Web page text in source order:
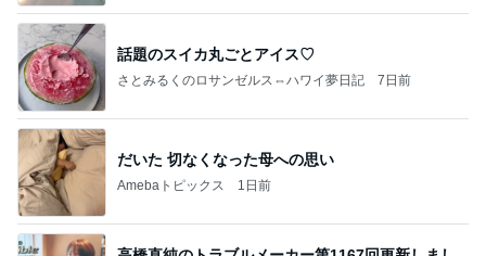
話題のスイカ丸ごとアイス♡
さとみるくのロサンゼルス⇔ハワイ夢日記 7日前
だいた 切なくなった母への思い
Amebaトピックス 1日前